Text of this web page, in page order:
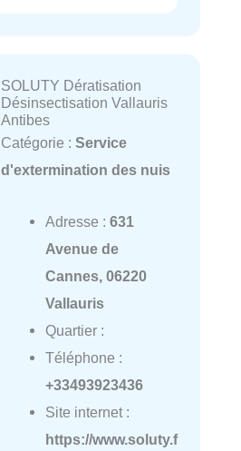
SOLUTY Dératisation
Désinsectisation Vallauris
Antibes
Catégorie : Service
d'extermination des nuis
Adresse : 631
Avenue de
Cannes, 06220
Vallauris
Quartier :
Téléphone :
+33493923436
Site internet :
https://www.soluty.f